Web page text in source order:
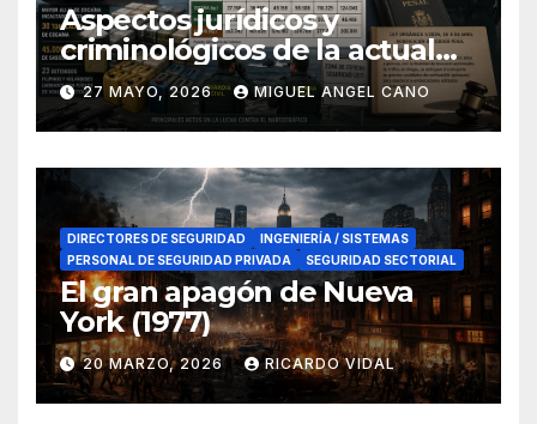
Aspectos jurídicos y
criminológicos de la actual
lucha contra el narcotráfico
en el sur de España
27 MAYO, 2026 MIGUEL ANGEL CANO
DIRECTORES DE SEGURIDAD
INGENIERÍA / SISTEMAS
PERSONAL DE SEGURIDAD PRIVADA
SEGURIDAD SECTORIAL
El gran apagón de Nueva
York (1977)
20 MARZO, 2026 RICARDO VIDAL